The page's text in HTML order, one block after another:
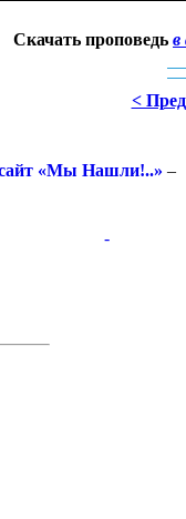
Скачать проповедь в
<
«Мы Нашли!..» –
-